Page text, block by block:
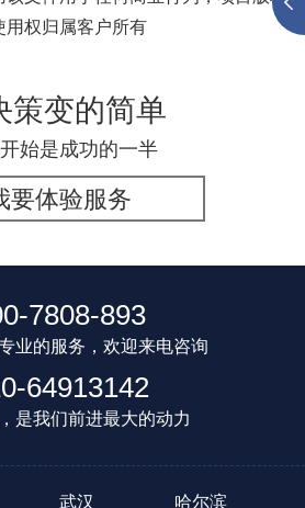
用权归属客户所有
策变的简单
始是成功的一半
要体验服务
7808-893
业的服务，欢迎来电咨询
64913142
是我们前进最大的动力
武汉 哈尔滨